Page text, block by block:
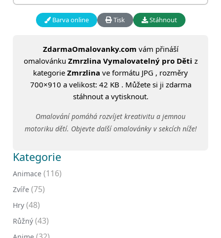
Barva online Tisk Stáhnout
ZdarmaOmalovanky.com vám přináší
omalovánku Zmrzlina Vymalovatelný pro Děti z
kategorie Zmrzlina ve formátu JPG , rozměry
700×910 a velikost: 42 KB . Můžete si ji zdarma
stáhnout a vytisknout.
Omalování pomáhá rozvíjet kreativitu a jemnou
motoriku dětí. Objevte další omalovánky v sekcích níže!
Kategorie
Animace (116)
Zvíře (75)
Hry (48)
Růžný (43)